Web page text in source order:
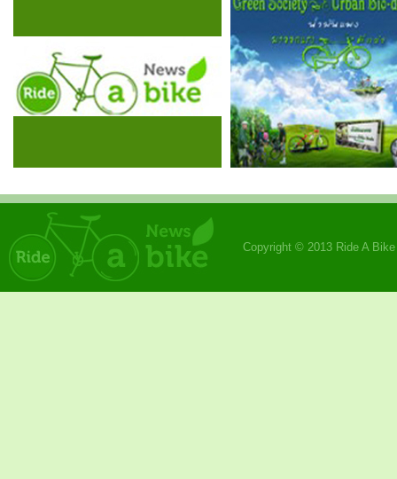
Copyright © 2013 Ride A